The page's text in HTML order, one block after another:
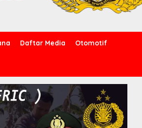
Daftar Media Otomotif